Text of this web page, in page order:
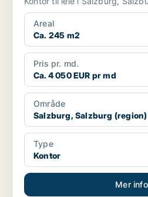
Areal
Ca. 245 m2
Pris pr. md.
Ca. 4 050 EUR pr md
Område
Salzburg, Salzburg (region)
Type
Kontor
Mer info